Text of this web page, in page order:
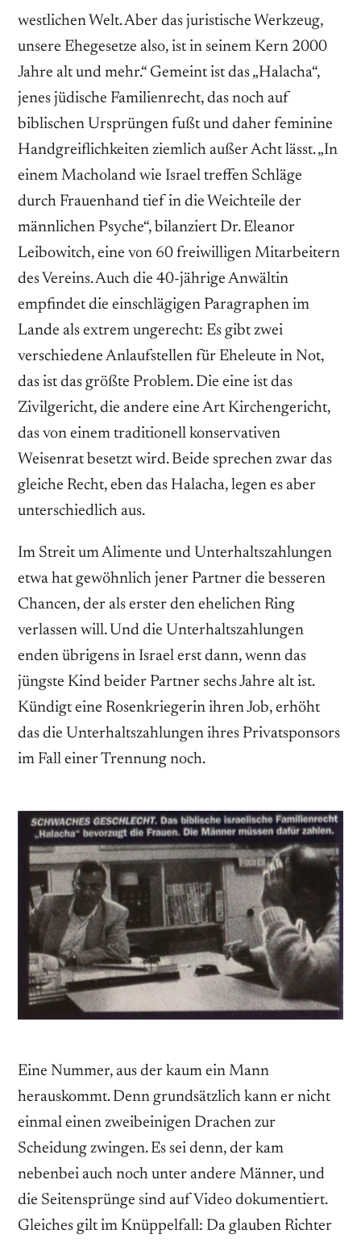
westlichen Welt. Aber das juristische Werkzeug,
unsere Ehegesetze also, ist in seinem Kern 2000
Jahre alt und mehr.“ Gemeint ist das „Halacha“,
jenes jüdische Familienrecht, das noch auf
biblischen Ursprüngen fußt und daher feminine
Handgreiflichkeiten ziemlich außer Acht lässt. „In
einem Macholand wie Israel treffen Schläge
durch Frauenhand tief in die Weichteile der
männlichen Psyche“, bilanziert Dr. Eleanor
Leibowitch, eine von 60 freiwilligen Mitarbeitern
des Vereins. Auch die 40-jährige Anwältin
empfindet die einschlägigen Paragraphen im
Lande als extrem ungerecht: Es gibt zwei
verschiedene Anlaufstellen für Eheleute in Not,
das ist das größte Problem. Die eine ist das
Zivilgericht, die andere eine Art Kirchengericht,
das von einem traditionell konservativen
Weisenrat besetzt wird. Beide sprechen zwar das
gleiche Recht, eben das Halacha, legen es aber
unterschiedlich aus.
Im Streit um Alimente und Unterhaltszahlungen
etwa hat gewöhnlich jener Partner die besseren
Chancen, der als erster den ehelichen Ring
verlassen will. Und die Unterhaltszahlungen
enden übrigens in Israel erst dann, wenn das
jüngste Kind beider Partner sechs Jahre alt ist.
Kündigt eine Rosenkriegerin ihren Job, erhöht
das die Unterhaltszahlungen ihres Privatsponsors
im Fall einer Trennung noch.
Eine Nummer, aus der kaum ein Mann
herauskommt. Denn grundsätzlich kann er nicht
einmal einen zweibeinigen Drachen zur
Scheidung zwingen. Es sei denn, der kam
nebenbei auch noch unter andere Männer, und
die Seitensprünge sind auf Video dokumentiert.
Gleiches gilt im Knüppelfall: Da glauben Richter